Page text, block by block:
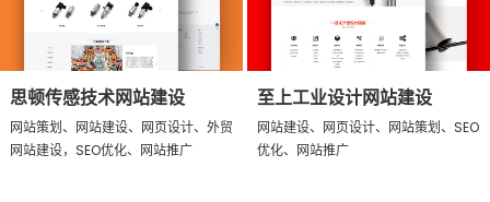
思顿传感技术网站建设
网站策划、网站建设、网页设计、外贸
网站建设，SEO优化、网站推广
至上工业设计网站建设
网站建设、网页设计、网站策划、SEO
优化、网站推广